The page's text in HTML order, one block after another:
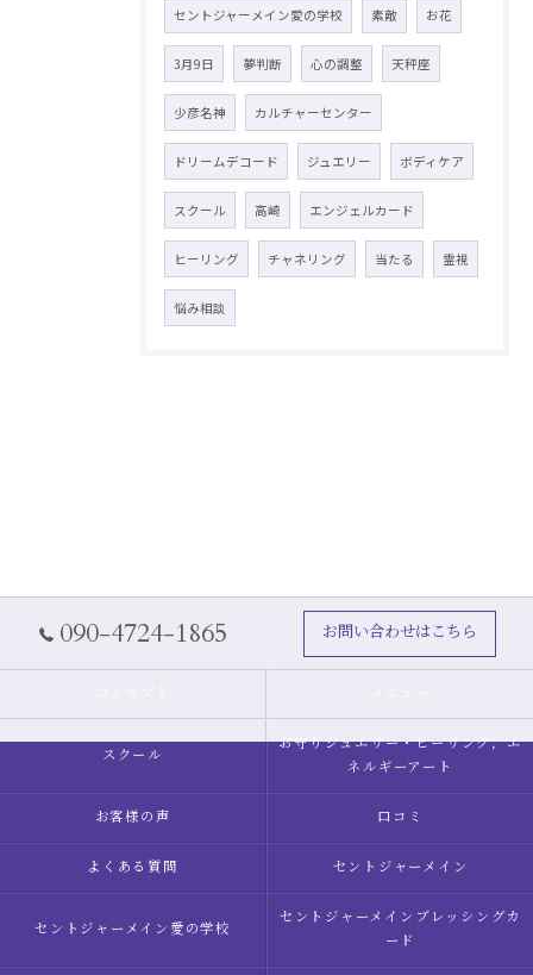
セントジャーメイン愛の学校 素敵 お花
3月9日 夢判断 心の調整 天秤座
少彦名神 カルチャーセンター
ドリームデコード ジュエリー ボディケア
スクール 高崎 エンジェルカード
ヒーリング チャネリング 当たる 霊視
悩み相談
090-4724-1865 お問い合わせはこちら
スクール
お守りジュエリー・ヒーリング，エ
ネルギーアート
お客様の声 口コミ
よくある質問 セントジャーメイン
セントジャーメイン愛の学校
セントジャーメインブレッシングカ
ード